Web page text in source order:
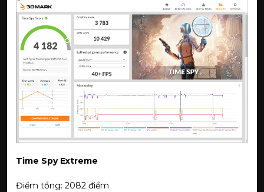
Time Spy Extreme
Điểm tổng: 2082 điểm